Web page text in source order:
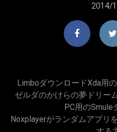
2014/
Limboダウンロードxda用
ゼルダのかけらの夢ドリー
PC用のsmule
Noxplayerがランダムアプリ